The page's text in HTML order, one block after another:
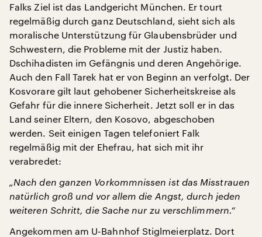
Falks Ziel ist das Landgericht München. Er tourt
regelmäßig durch ganz Deutschland, sieht sich als
moralische Unterstützung für Glaubensbrüder und
Schwestern, die Probleme mit der Justiz haben.
Dschihadisten im Gefängnis und deren Angehörige.
Auch den Fall Tarek hat er von Beginn an verfolgt. Der
Kosvorare gilt laut gehobener Sicherheitskreise als
Gefahr für die innere Sicherheit. Jetzt soll er in das
Land seiner Eltern, den Kosovo, abgeschoben
werden. Seit einigen Tagen telefoniert Falk
regelmäßig mit der Ehefrau, hat sich mit ihr
verabredet:
„Nach den ganzen Vorkommnissen ist das Misstrauen
natürlich groß und vor allem die Angst, durch jeden
weiteren Schritt, die Sache nur zu verschlimmern.“
Angekommen am U-Bahnhof Stiglmeierplatz. Dort